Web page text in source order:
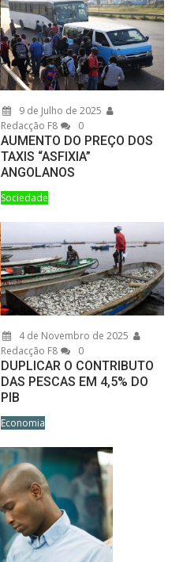
9 de Julho de 2025
Redacção F8
0
AUMENTO DO PREÇO DOS
TAXIS “ASFIXIA”
ANGOLANOS
Sociedade
4 de Novembro de 2025
Redacção F8
0
DUPLICAR O CONTRIBUTO
DAS PESCAS EM 4,5% DO
PIB
Economia